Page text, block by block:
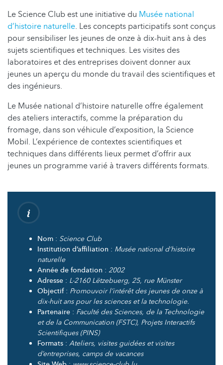
Le Science Club est une initiative du Musée national
d’histoire naturelle. Les concepts participatifs sont conçus
pour sensibiliser les jeunes de onze à dix-huit ans à des
sujets scientifiques et techniques. Les visites des
laboratoires et des entreprises doivent donner aux
jeunes un aperçu du monde du travail des scientifiques et
des ingénieurs.
Le Musée national d’histoire naturelle offre également
des ateliers interactifs, comme la préparation du
fromage, dans son véhicule d’exposition, la Science
Mobil. L’expérience de contextes scientifiques et
techniques dans différents lieux permet d’offrir aux
jeunes un programme varié à travers différents formats.
Nom : Science Club
Institution d’affiliation : Musée national d’histoire
naturelle
Année de fondation : 2002
Adresse : L-2160 Lëtzebuerg, 25, rue Münster
Objectif : Promouvoir l’intérêt des jeunes de onze à
dix-huit ans pour les sciences et la technologie.
Partenaire : Faculté des Sciences, de la Technologie
et de la Communication (FSTC), Projets Interactifs
Scientifiques (PINS)
Formats : Ateliers, visites guidées et visites
d’entreprises, camps de vacances